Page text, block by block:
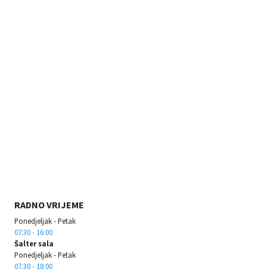
RADNO VRIJEME
Ponedjeljak - Petak
07:30 - 16:00
Šalter sala
Ponedjeljak - Petak
07:30 - 18:00